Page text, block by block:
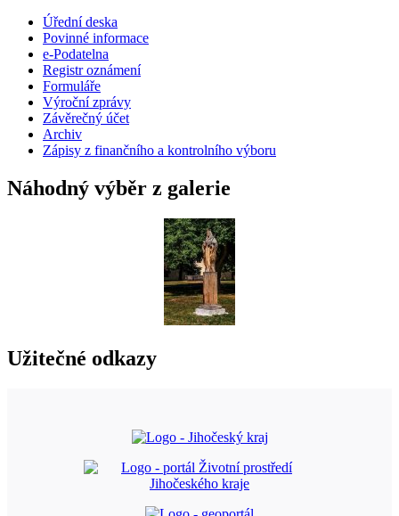
Úřední deska
Povinné informace
e-Podatelna
Registr oznámení
Formuláře
Výroční zprávy
Závěrečný účet
Archiv
Zápisy z finančního a kontrolního výboru
Náhodný výběr z galerie
Užitečné odkazy